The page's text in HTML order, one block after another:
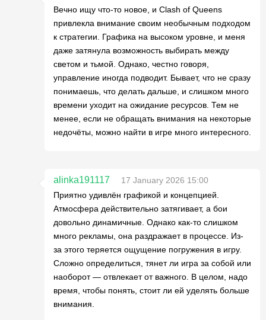
Вечно ищу что-то новое, и Clash of Queens
привлекла внимание своим необычным подходом
к стратегии. Графика на высоком уровне, и меня
даже затянула возможность выбирать между
светом и тьмой. Однако, честно говоря,
управление иногда подводит. Бывает, что не сразу
понимаешь, что делать дальше, и слишком много
времени уходит на ожидание ресурсов. Тем не
менее, если не обращать внимания на некоторые
недочёты, можно найти в игре много интересного.
alinka191117
17 January 2026 15:00
Приятно удивлён графикой и концепцией.
Атмосфера действительно затягивает, а бои
довольно динамичные. Однако как-то слишком
много рекламы, она раздражает в процессе. Из-
за этого теряется ощущение погружения в игру.
Сложно определиться, тянет ли игра за собой или
наоборот — отвлекает от важного. В целом, надо
время, чтобы понять, стоит ли ей уделять больше
внимания.